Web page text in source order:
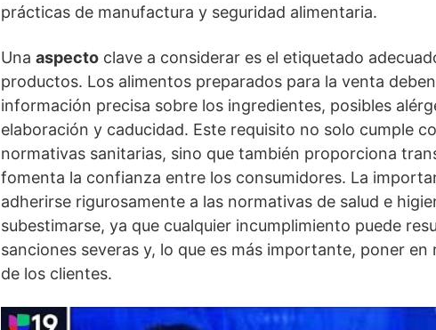
prácticas de manufactura y seguridad alimentaria.
Una aspecto clave a considerar es el etiquetado
productos. Los alimentos preparados para la venta
información precisa sobre los ingredientes, posibles
elaboración y caducidad. Este requisito no solo cumple
normativas sanitarias, sino que también proporciona
fomenta la confianza entre los consumidores. La
adherirse rigurosamente a las normativas de salud e
subestimarse, ya que cualquier incumplimiento puede
sanciones severas y, lo que es más importante, poner en
de los clientes.